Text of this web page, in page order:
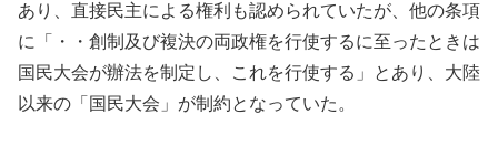
あり、直接民主による権利も認められていたが、他の条項
に「・・創制及び複決の両政権を行使するに至ったときは
国民大会が辦法を制定し、これを行使する」とあり、大陸
以来の「国民大会」が制約となっていた。